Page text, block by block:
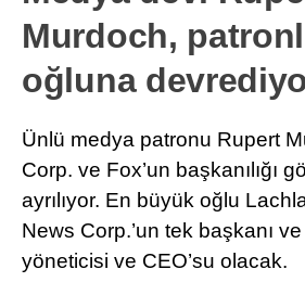
Murdoch,
oğluna
Ünlü medya patronu Rupert
Corp. ve Fox’un başkanılığı
ayrılıyor. En büyük oğlu
News Corp.’un tek başkanı
yöneticisi ve CEO’su olacak.